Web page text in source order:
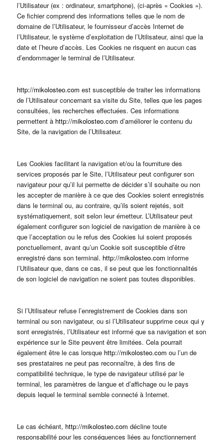
l’Utilisateur (ex : ordinateur, smartphone), (ci-après « Cookies »).
Ce fichier comprend des informations telles que le nom de
domaine de l’Utilisateur, le fournisseur d’accès Internet de
l’Utilisateur, le système d’exploitation de l’Utilisateur, ainsi que la
date et l’heure d’accès. Les Cookies ne risquent en aucun cas
d’endommager le terminal de l’Utilisateur.
http://mikolosteo.com est susceptible de traiter les informations
de l’Utilisateur concernant sa visite du Site, telles que les pages
consultées, les recherches effectuées. Ces informations
permettent à http://mikolosteo.com d’améliorer le contenu du
Site, de la navigation de l’Utilisateur.
Les Cookies facilitant la navigation et/ou la fourniture des
services proposés par le Site, l’Utilisateur peut configurer son
navigateur pour qu’il lui permette de décider s’il souhaite ou non
les accepter de manière à ce que des Cookies soient enregistrés
dans le terminal ou, au contraire, qu’ils soient rejetés, soit
systématiquement, soit selon leur émetteur. L’Utilisateur peut
également configurer son logiciel de navigation de manière à ce
que l’acceptation ou le refus des Cookies lui soient proposés
ponctuellement, avant qu’un Cookie soit susceptible d’être
enregistré dans son terminal. http://mikolosteo.com informe
l’Utilisateur que, dans ce cas, il se peut que les fonctionnalités
de son logiciel de navigation ne soient pas toutes disponibles.
Si l’Utilisateur refuse l’enregistrement de Cookies dans son
terminal ou son navigateur, ou si l’Utilisateur supprime ceux qui y
sont enregistrés, l’Utilisateur est informé que sa navigation et son
expérience sur le Site peuvent être limitées. Cela pourrait
également être le cas lorsque http://mikolosteo.com ou l’un de
ses prestataires ne peut pas reconnaître, à des fins de
compatibilité technique, le type de navigateur utilisé par le
terminal, les paramètres de langue et d’affichage ou le pays
depuis lequel le terminal semble connecté à Internet.
Le cas échéant, http://mikolosteo.com décline toute
responsabilité pour les conséquences liées au fonctionnement